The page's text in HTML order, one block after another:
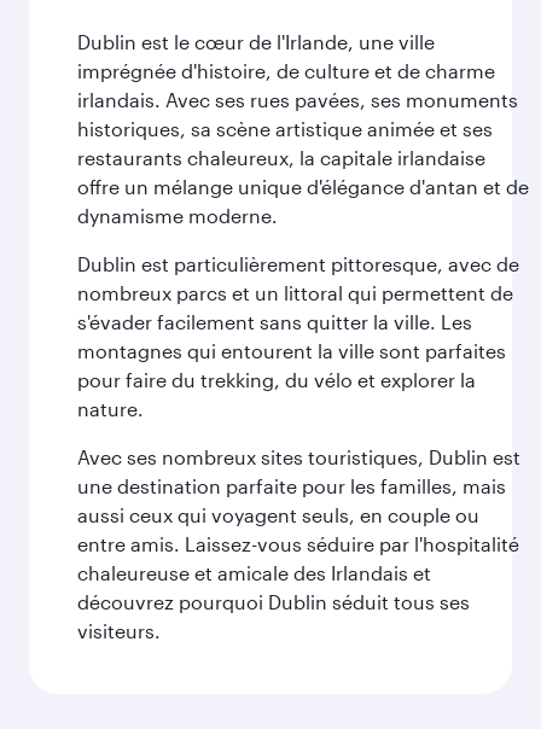
Dublin est le cœur de l'Irlande, une ville
imprégnée d'histoire, de culture et de charme
irlandais. Avec ses rues pavées, ses monuments
historiques, sa scène artistique animée et ses
restaurants chaleureux, la capitale irlandaise
offre un mélange unique d'élégance d'antan et de
dynamisme moderne.
Dublin est particulièrement pittoresque, avec de
nombreux parcs et un littoral qui permettent de
s'évader facilement sans quitter la ville. Les
montagnes qui entourent la ville sont parfaites
pour faire du trekking, du vélo et explorer la
nature.
Avec ses nombreux sites touristiques, Dublin est
une destination parfaite pour les familles, mais
aussi ceux qui voyagent seuls, en couple ou
entre amis. Laissez-vous séduire par l'hospitalité
chaleureuse et amicale des Irlandais et
découvrez pourquoi Dublin séduit tous ses
visiteurs.